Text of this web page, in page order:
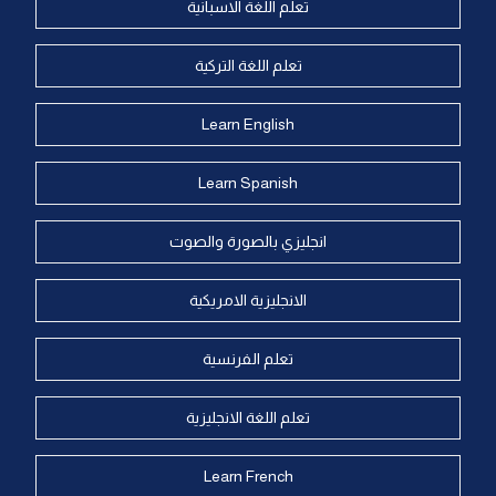
تعلم اللغة الاسبانية
تعلم اللغة التركية
Learn English
Learn Spanish
انجليزي بالصورة والصوت
الانجليزية الامريكية
تعلم الفرنسية
تعلم اللغة الانجليزية
Learn French